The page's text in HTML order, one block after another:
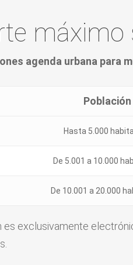
máximo
agenda urbana para
Población
Hasta 5.000
De 5.001 a 10.000
De 10.001 a 20.000
es exclusivamente